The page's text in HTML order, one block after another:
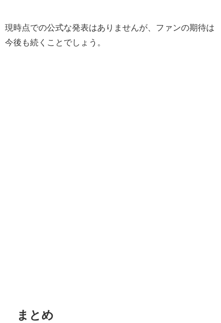
現時点での公式な発表はありませんが、ファンの期待は
今後も続くことでしょう。
まとめ